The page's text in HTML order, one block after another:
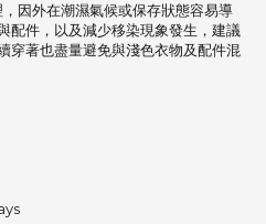
因外在潮濕氣候或保存狀態容易導
配件，以及減少移染現象發生，建議
穿著也盡量避免與淺色衣物及配件混